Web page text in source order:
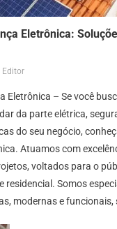
Eletrônica:
Editor
Eletrônica – Se você
da parte elétrica,
do seu negócio,
Atuamos com
voltados para o
residencial. Somos
modernas e funcionais,